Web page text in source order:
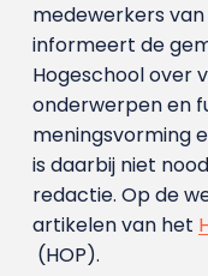
medewerkers van
informeert de
Hogeschool over
onderwerpen en
meningsvorming
is daarbij niet
redactie. Op de
artikelen van het
(HOP).